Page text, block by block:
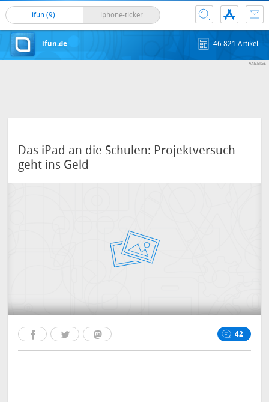
ifun (9) iphone-ticker
ifun.de 46 821 Artikel
Das iPad an die Schulen: Projektversuch
geht ins Geld
42